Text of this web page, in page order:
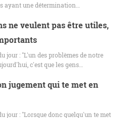
ayant une détermination…
ne veulent pas être utiles,
jour : "L'un des problèmes de notre
c'est que les gens…
jugement qui te met en
jour : "Lorsque donc quelqu'un te met